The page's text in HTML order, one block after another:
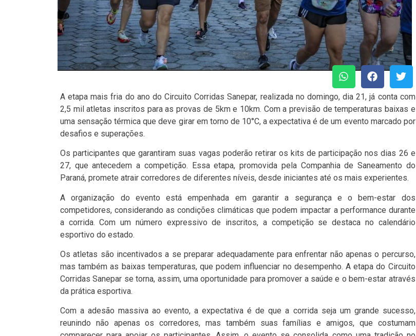
A etapa mais fria do ano do Circuito Corridas Sanepar, realizada no domingo, dia 21, já conta com
2,5 mil atletas inscritos para as provas de 5km e 10km. Com a previsão de temperaturas baixas e
uma sensação térmica que deve girar em torno de 10°C, a expectativa é de um evento marcado por
desafios e superações.
Os participantes que garantiram suas vagas poderão retirar os kits de participação nos dias 26 e
27, que antecedem a competição. Essa etapa, promovida pela Companhia de Saneamento do
Paraná, promete atrair corredores de diferentes níveis, desde iniciantes até os mais experientes.
A organização do evento está empenhada em garantir a segurança e o bem-estar dos
competidores, considerando as condições climáticas que podem impactar a performance durante
a corrida. Com um número expressivo de inscritos, a competição se destaca no calendário
esportivo do estado.
Os atletas são incentivados a se preparar adequadamente para enfrentar não apenas o percurso,
mas também as baixas temperaturas, que podem influenciar no desempenho. A etapa do Circuito
Corridas Sanepar se torna, assim, uma oportunidade para promover a saúde e o bem-estar através
da prática esportiva.
Com a adesão massiva ao evento, a expectativa é de que a corrida seja um grande sucesso,
reunindo não apenas os corredores, mas também suas famílias e amigos, que costumam